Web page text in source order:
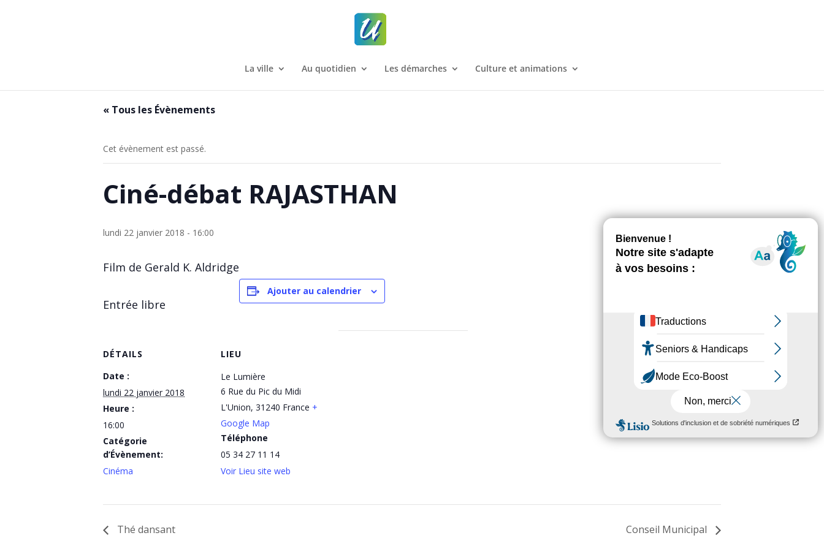
La ville Au quotidien Les démarches Culture et animations
« Tous les Évènements
Cet évènement est passé.
Ciné-débat RAJASTHAN
lundi 22 janvier 2018 - 16:00
Film de Gerald K. Aldridge
Entrée libre
Ajouter au calendrier
DÉTAILS
Date :
lundi 22 janvier 2018
Heure :
16:00
Catégorie
d’Évènement:
Cinéma
LIEU
Le Lumière
6 Rue du Pic du Midi
L'Union, 31240 France +
Google Map
Téléphone
05 34 27 11 14
Voir Lieu site web
Thé dansant Conseil Municipal